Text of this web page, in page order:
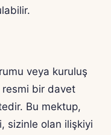
veya kuruluş
bir davet
Bu mektup,
sizinle olan ilişkiyi